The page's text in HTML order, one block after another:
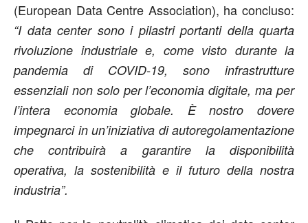
(European Data Centre Association), ha concluso:
“I data center sono i pilastri portanti della quarta
rivoluzione industriale e, come visto durante la
pandemia di COVID-19, sono infrastrutture
essenziali non solo per l’economia digitale, ma per
l’intera economia globale. È nostro dovere
impegnarci in un’iniziativa di autoregolamentazione
che contribuirà a garantire la disponibilità
operativa, la sostenibilità e il futuro della nostra
industria”.